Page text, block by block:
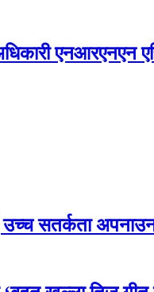
एनआरएनएन
उच्च सतर्कता